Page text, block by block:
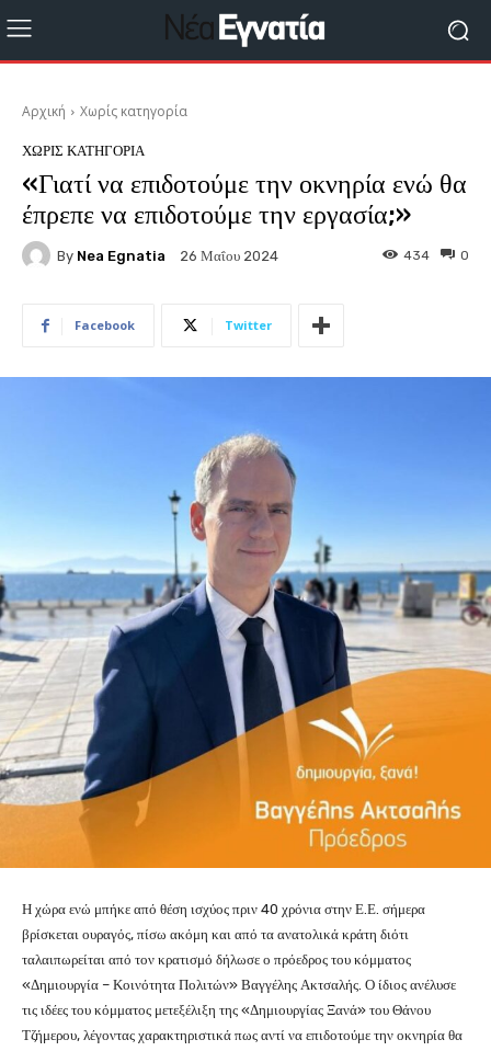
Αρχική Χωρίς κατηγορία
ΧΩΡΊΣ ΚΑΤΗΓΟΡΊΑ
«Γιατί να επιδοτούμε την οκνηρία ενώ θα
έπρεπε να επιδοτούμε την εργασία;»
By Nea Egnatia 26 Μαΐου 2024 0
434
Facebook Twitter
Η χώρα ενώ μπήκε από θέση ισχύος πριν 40 χρόνια στην Ε.Ε. σήμερα
βρίσκεται ουραγός, πίσω ακόμη και από τα ανατολικά κράτη διότι
ταλαιπωρείται από τον κρατισμό δήλωσε ο πρόεδρος του κόμματος
«Δημιουργία – Κοινότητα Πολιτών» Βαγγέλης Ακτσαλής. Ο ίδιος ανέλυσε
τις ιδέες του κόμματος μετεξέλιξη της «Δημιουργίας Ξανά» του Θάνου
Τζήμερου, λέγοντας χαρακτηριστικά πως αντί να επιδοτούμε την οκνηρία θα